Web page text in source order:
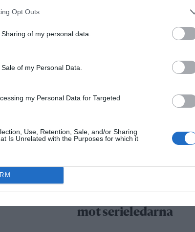
Opt Outs
of my personal data.
of my Personal Data.
my Personal Data for Targeted
Use, Retention, Sale, and/or Sharing
Is Unrelated with the Purposes for which it
Bino Drummond gör
i styrelse
Säkerhetslösningar i
väljer inbrottslarm,
kameraövervakning och
passersystem
Rospiggarna laddar
mot serieledarna